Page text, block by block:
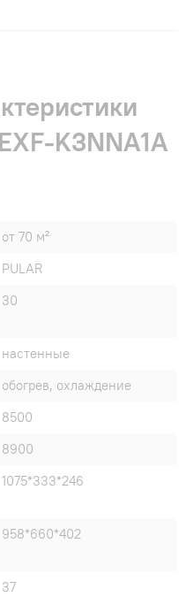
K3NNA1A
от 70 м²
PULAR
30
настенные
обогрев, охлаждение
8500
8900
1075*333*246
958*660*402
37